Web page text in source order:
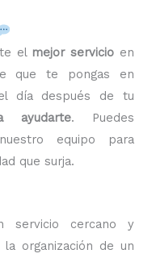
el mejor servicioen
que te pongas en
día después de tu
ayudarte. Puedes
equipo para
que surja.
servicio cercano y
organización de un